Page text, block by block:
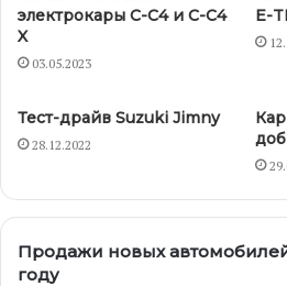
электрокары С-C4 и С-C4
X
03.05.2023
E-
Тест-драйв Suzuki Jimny
28.12.2022
Продажи новых
году